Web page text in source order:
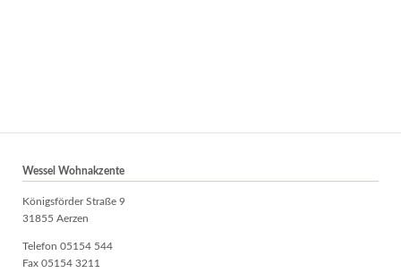
Wessel Wohnakzente
Königsförder Straße 9
31855 Aerzen
Telefon 05154 544
Fax 05154 3211